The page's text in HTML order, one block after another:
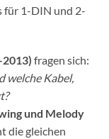
für 1-DIN und 2-
fragen sich:
welche Kabel,
und Melody
die gleichen